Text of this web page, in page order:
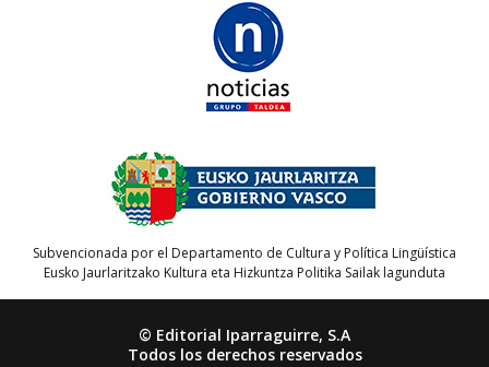
Subvencionada por el Departamento de Cultura y Política Lingüística
Eusko Jaurlaritzako Kultura eta Hizkuntza Politika Sailak lagunduta
© Editorial Iparraguirre, S.A
Todos los derechos reservados